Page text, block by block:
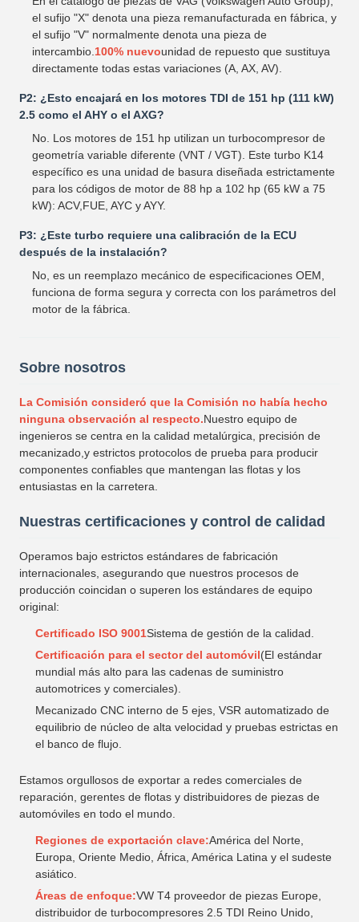
el sufijo "X" denota una pieza remanufacturada en fábrica, y
el sufijo "V" normalmente denota una pieza de
intercambio.100% nuevounidad de repuesto que sustituya
directamente todas estas variaciones (A, AX, AV).
P2: ¿Esto encajará en los motores TDI de 151 hp (111 kW)
2.5 como el AHY o el AXG?
No. Los motores de 151 hp utilizan un turbocompresor de
geometría variable diferente (VNT / VGT). Este turbo K14
específico es una unidad de basura diseñada estrictamente
para los códigos de motor de 88 hp a 102 hp (65 kW a 75
kW): ACV,FUE, AYC y AYY.
P3: ¿Este turbo requiere una calibración de la ECU
después de la instalación?
No, es un reemplazo mecánico de especificaciones OEM,
funciona de forma segura y correcta con los parámetros del
motor de la fábrica.
Sobre nosotros
La Comisión consideró que la Comisión no había hecho
ninguna observación al respecto.Nuestro equipo de
ingenieros se centra en la calidad metalúrgica, precisión de
mecanizado,y estrictos protocolos de prueba para producir
componentes confiables que mantengan las flotas y los
entusiastas en la carretera.
Nuestras certificaciones y control de calidad
Operamos bajo estrictos estándares de fabricación
internacionales, asegurando que nuestros procesos de
producción coincidan o superen los estándares de equipo
original:
Certificado ISO 9001Sistema de gestión de la calidad.
Certificación para el sector del automóvil(El estándar
mundial más alto para las cadenas de suministro
automotrices y comerciales).
Mecanizado CNC interno de 5 ejes, VSR automatizado de
equilibrio de núcleo de alta velocidad y pruebas estrictas en
el banco de flujo.
Estamos orgullosos de exportar a redes comerciales de
reparación, gerentes de flotas y distribuidores de piezas de
automóviles en todo el mundo.
Regiones de exportación clave:América del Norte,
Europa, Oriente Medio, África, América Latina y el sudeste
asiático.
Áreas de enfoque:VW T4 proveedor de piezas Europe,
distribuidor de turbocompresores 2.5 TDI Reino Unido,